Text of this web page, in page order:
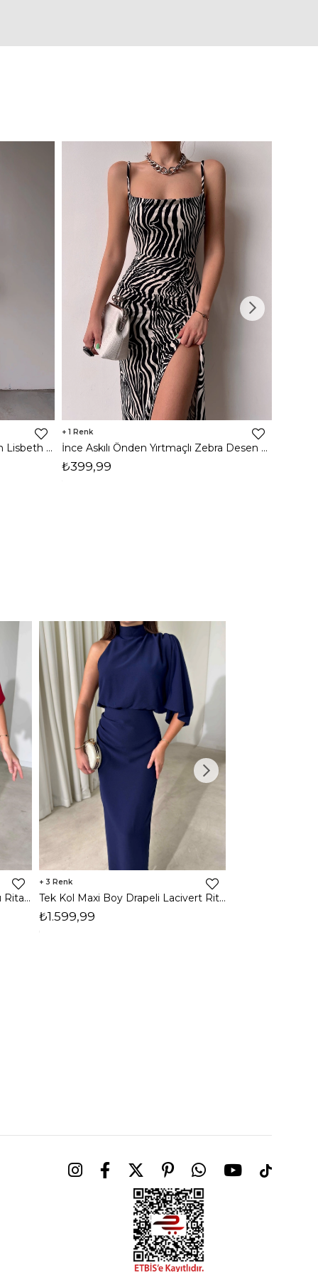
İnce Askılı Önden Yırtmaçlı Uzun Lisbeth Kadın Beyaz Elbise 22K000581
1
İnce Askılı Önden Yırtmaçlı Zebra Desen Citlali Kadın Renkli Elbise 22Y000068
₺399,99
Tek Kol Maxi Boy Drapeli Kırmızı Rita Kadın Elbise 26Y473
3
Tek Kol Maxi Boy Drapeli Lacivert Rita Kadın Elbise 26Y473
₺1.599,99